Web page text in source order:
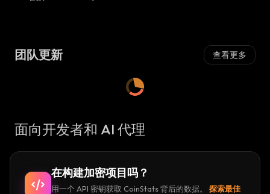
团队更新 查看更多
面向开发者和 AI 代理
在构建加密项目吗？
用一个 API 密钥获取 CoinStats 背后的数据。
探索最佳